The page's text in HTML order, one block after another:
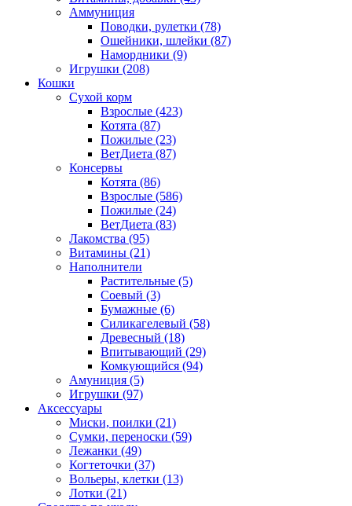
Аммуниция
Поводки, рулетки (78)
Ошейники, шлейки (87)
Намордники (9)
Игрушки (208)
Кошки
Сухой корм
Взрослые (423)
Котята (87)
Пожилые (23)
ВетДиета (87)
Консервы
Котята (86)
Взрослые (586)
Пожилые (24)
ВетДиета (83)
Лакомства (95)
Витамины (21)
Наполнители
Растительные (5)
Соевый (3)
Бумажные (6)
Силикагелевый (58)
Древесный (18)
Впитывающий (29)
Комкующийся (94)
Амуниция (5)
Игрушки (97)
Аксессуары
Миски, поилки (21)
Сумки, переноски (59)
Лежанки (49)
Когтеточки (37)
Вольеры, клетки (13)
Лотки (21)